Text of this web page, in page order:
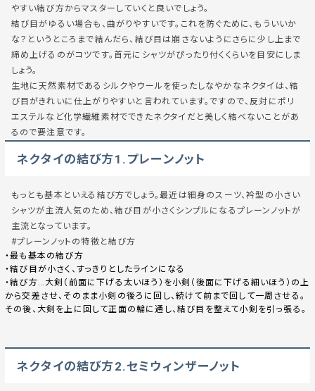
やすい結び方からマスターしていくと良いでしょう。
結び目がゆるい場合も、曲がりやすいです。これを防ぐために、もういいか
な？というところまで結んだら、結び目は崩さないようにさらに少し上まで
締め上げるのがコツです。首元にシャツがぴったり付くくらいを目安にしま
しょう。
生地に天然素材であるシルクやウールを使ったしなやかなネクタイは、結
び目がきれいに仕上がりやすいと言われています。ですので、反対にポリ
エステルなど化学繊維素材でできたネクタイだと美しく結べないことがあ
るので要注意です。
ネクタイの結び方1.プレーンノット
もっとも基本といえる結び方でしょう。最近は細身のスーツ、衿型の小さい
シャツが主流人気のため、結び目が小さくシンプルになるプレーンノットが
主流となっています。
#プレーンノットの特徴と結び方
・最も基本の結び方
・結び目が小さく、すっきりとしたラインになる
・結び方…大剣（前面に下げる太いほう）を小剣（後面に下げる細いほう）の上
から交差させ、そのまま小剣の後ろに回し、続けて前まで回して一周させる。
その後、大剣を上に回して正面の輪に通し、結び目を整えて小剣を引っ張る。
ネクタイの結び方2.セミウィンザーノット